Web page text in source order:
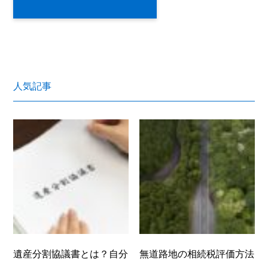
人気記事
遺産分割協議書とは？自分
無道路地の相続税評価方法